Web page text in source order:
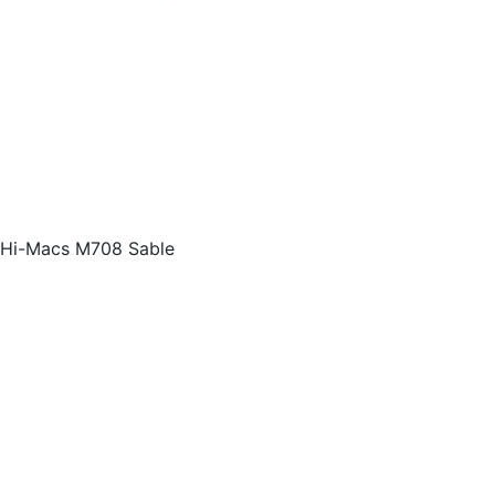
Hi-Macs M708 Sable